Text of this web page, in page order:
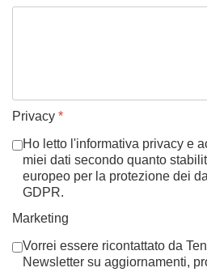
Privacy *
Ho letto l'informativa privacy e
miei dati secondo quanto
europeo per la protezione dei
GDPR.
Marketing
Vorrei essere ricontattato da
Newsletter su aggiornamenti,